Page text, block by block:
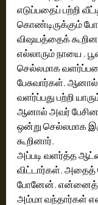
எடுப்பதைப் பற்றி
கொண்டிருக்கும்
விஷயத்தைக்
எல்லாரும் நாயை ,
செல்லமாக
பேசுவார்கள்.
வளர்ப்பது பற்றி
ஆனால் அவர்
ஒன்று செல்லமாக
கூறினார்.
அப்படி வளர்த்த
விட்டார்கள். அதைத்
போனேன். என்னைத்
அம்மா வந்தார்கள்